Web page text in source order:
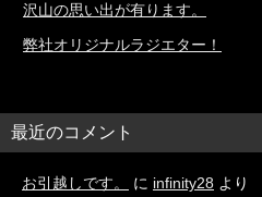
沢山の思い出が有ります。
弊社オリジナルラジエター！
最近のコメント
お引越しです。 に infinity28 より